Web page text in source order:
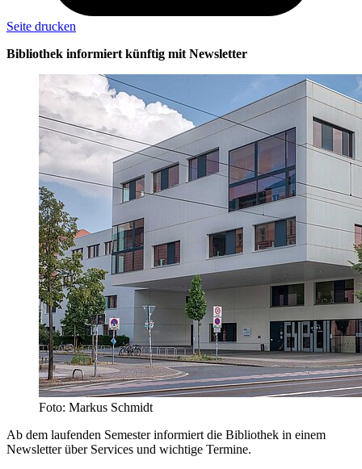
Seite drucken
Bibliothek informiert künftig mit Newsletter
Foto: Markus Schmidt
Ab dem laufenden Semester informiert die Bibliothek in einem
Newsletter über Services und wichtige Termine.